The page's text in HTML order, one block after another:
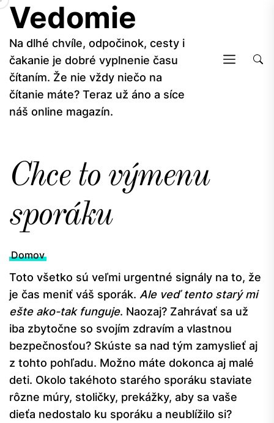
Skip
the
content
Vedomie
Na dlhé chvíle, odpočinok, cesty i
čakanie je dobré vyplnenie času
čítaním. Že nie vždy niečo na
čítanie máte? Teraz už áno a síce
náš online magazín.
Chce to výmenu
sporáku
Domov
Toto všetko sú veľmi urgentné signály na to, že
je čas meniť váš sporák. Ale veď tento starý mi
ešte ako-tak funguje. Naozaj? Zahrávať sa už
iba zbytočne so svojím zdravím a vlastnou
bezpečnosťou? Skúste sa nad tým zamyslieť aj
z tohto pohľadu. Možno máte dokonca aj malé
deti. Okolo takéhoto starého sporáku staviate
rôzne múry, stoličky, prekážky, aby sa vaše
dieťa nedostalo ku sporáku a neublížilo si?